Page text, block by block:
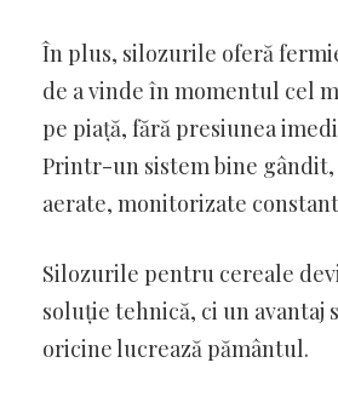
În plus, silozurile oferă
de a vinde în momentul cel
pe piață, fără presiunea
Printr-un sistem bine
aerate, monitorizate
Silozurile pentru cereale
soluție tehnică, ci un
oricine lucrează pământul.